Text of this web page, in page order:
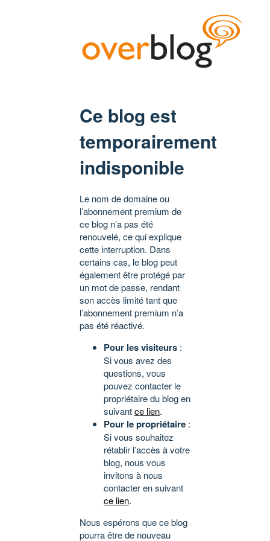
Ce blog est
temporairement
indisponible
Le nom de domaine ou
l’abonnement premium de
ce blog n’a pas été
renouvelé, ce qui explique
cette interruption. Dans
certains cas, le blog peut
également être protégé par
un mot de passe, rendant
son accès limité tant que
l’abonnement premium n’a
pas été réactivé.
Pour les visiteurs :
Si vous avez des
questions, vous
pouvez contacter le
propriétaire du blog en
suivantce lien.
Pour le propriétaire :
Si vous souhaitez
rétablir l’accès à votre
blog, nous vous
invitons à nous
contacter en suivant
ce lien.
Nous espérons que ce blog
pourra être de nouveau